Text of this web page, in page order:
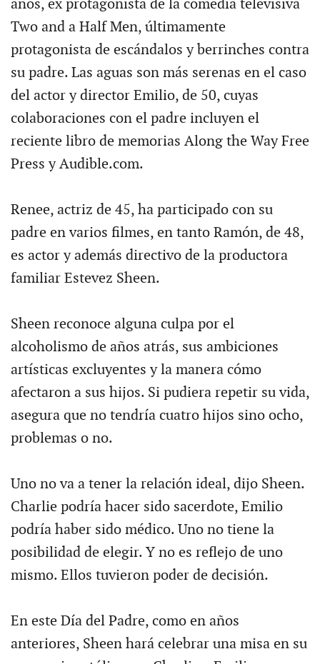
años, ex protagonista de la comedia televisiva
Two and a Half Men, últimamente
protagonista de escándalos y berrinches contra
su padre. Las aguas son más serenas en el caso
del actor y director Emilio, de 50, cuyas
colaboraciones con el padre incluyen el
reciente libro de memorias Along the Way Free
Press y Audible.com.
Renee, actriz de 45, ha participado con su
padre en varios filmes, en tanto Ramón, de 48,
es actor y además directivo de la productora
familiar Estevez Sheen.
Sheen reconoce alguna culpa por el
alcoholismo de años atrás, sus ambiciones
artísticas excluyentes y la manera cómo
afectaron a sus hijos. Si pudiera repetir su vida,
asegura que no tendría cuatro hijos sino ocho,
problemas o no.
Uno no va a tener la relación ideal, dijo Sheen.
Charlie podría hacer sido sacerdote, Emilio
podría haber sido médico. Uno no tiene la
posibilidad de elegir. Y no es reflejo de uno
mismo. Ellos tuvieron poder de decisión.
En este Día del Padre, como en años
anteriores, Sheen hará celebrar una misa en su